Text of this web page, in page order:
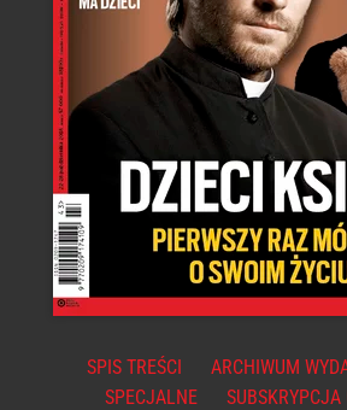
SPIS TREŚCI ARCHIWUM
SPECJALNE
SUBSKRYPCJA